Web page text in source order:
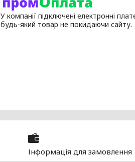
У компанії підключені електронні
будь-який товар не покидаючи сайту.
Інформація для замовлення